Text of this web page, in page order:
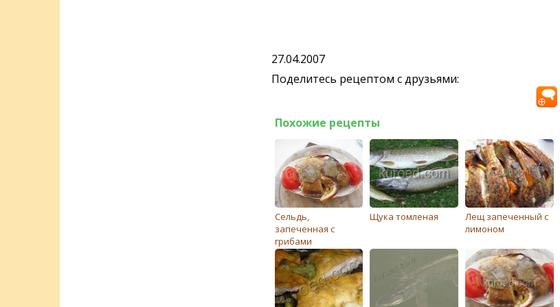
27.04.2007
Поделитесь рецептом с друзьями:
Похожие рецепты
Сельдь,
запеченная с
грибами
Щука томленая
Лещ запеченный с
лимоном